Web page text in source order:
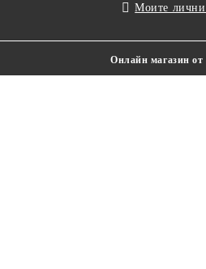
Моите
Онлайн магазин